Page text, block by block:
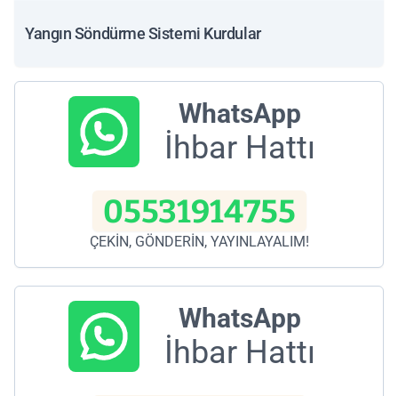
Yangın Söndürme Sistemi Kurdular
WhatsApp
İhbar Hattı
05531914755
ÇEKİN, GÖNDERİN, YAYINLAYALIM!
WhatsApp
İhbar Hattı